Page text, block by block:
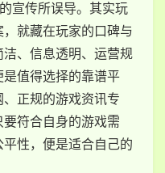
宣传所误导。其实玩
就藏在玩家的口碑与
、信息透明、运营规
值得选择的靠谱平
正规的游戏资讯专
符合自身的游戏需
性，便是适合自己的